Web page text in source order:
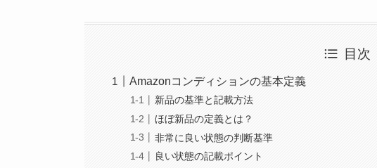
目次
Amazonコンディションの基本定義
新品の基準と記載方法
ほぼ新品の定義とは？
非常に良い状態の判断基準
良い状態の記載ポイント